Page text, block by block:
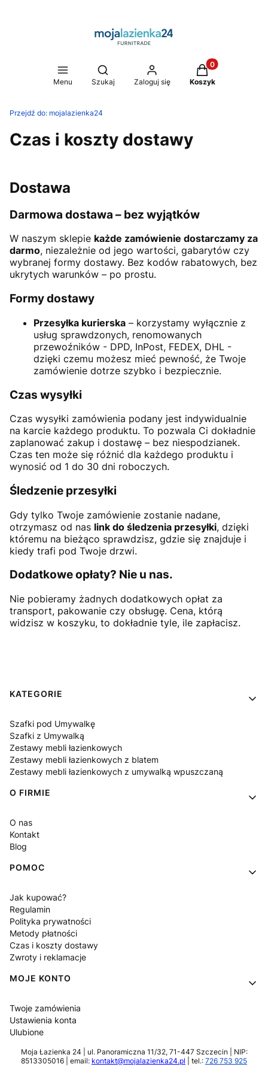
Menu
Otwórz wyszukiwarkę
Szukaj Zaloguj się
Produkty w
Koszyk
Przejdź do: mojalazienka24
Czas i koszty dostawy
Dostawa
Darmowa dostawa – bez wyjątków
W naszym sklepie każde zamówienie dostarczamy za
darmo, niezależnie od jego wartości, gabarytów czy
wybranej formy dostawy. Bez kodów rabatowych, bez
ukrytych warunków – po prostu.
Formy dostawy
Przesyłka kurierska – korzystamy wyłącznie z
usług sprawdzonych, renomowanych
przewoźników - DPD, InPost, FEDEX, DHL -
dzięki czemu możesz mieć pewność, że Twoje
zamówienie dotrze szybko i bezpiecznie.
Czas wysyłki
Czas wysyłki zamówienia podany jest indywidualnie
na karcie każdego produktu. To pozwala Ci dokładnie
zaplanować zakup i dostawę – bez niespodzianek.
Czas ten może się różnić dla każdego produktu i
wynosić od 1 do 30 dni roboczych.
Śledzenie przesyłki
Gdy tylko Twoje zamówienie zostanie nadane,
otrzymasz od nas link do śledzenia przesyłki, dzięki
któremu na bieżąco sprawdzisz, gdzie się znajduje i
kiedy trafi pod Twoje drzwi.
Dodatkowe opłaty? Nie u nas.
Nie pobieramy żadnych dodatkowych opłat za
transport, pakowanie czy obsługę. Cena, którą
widzisz w koszyku, to dokładnie tyle, ile zapłacisz.
Linki w stopce
KATEGORIE
Szafki pod Umywalkę
Szafki z Umywalką
Zestawy mebli łazienkowych
Zestawy mebli łazienkowych z blatem
Zestawy mebli łazienkowych z umywalką wpuszczaną
O FIRMIE
O nas
Kontakt
Blog
POMOC
Jak kupować?
Regulamin
Polityka prywatności
Metody płatności
Czas i koszty dostawy
Zwroty i reklamacje
MOJE KONTO
Twoje zamówienia
Ustawienia konta
Ulubione
Moja Łazienka 24 | ul. Panoramiczna 11/32, 71-447 Szczecin | NIP:
8513305016 | email: kontakt@mojalazienka24.pl | tel.: 726 753 925